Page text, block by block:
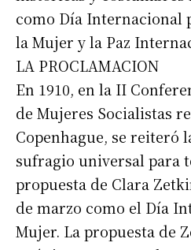
como Día Internacional
la Mujer y la Paz
LA PROCLAMACION
En 1910, en la II
de Mujeres Socialistas
Copenhague, se reiteró
sufragio universal para
propuesta de Clara
de marzo como el Día
Mujer. La propuesta de